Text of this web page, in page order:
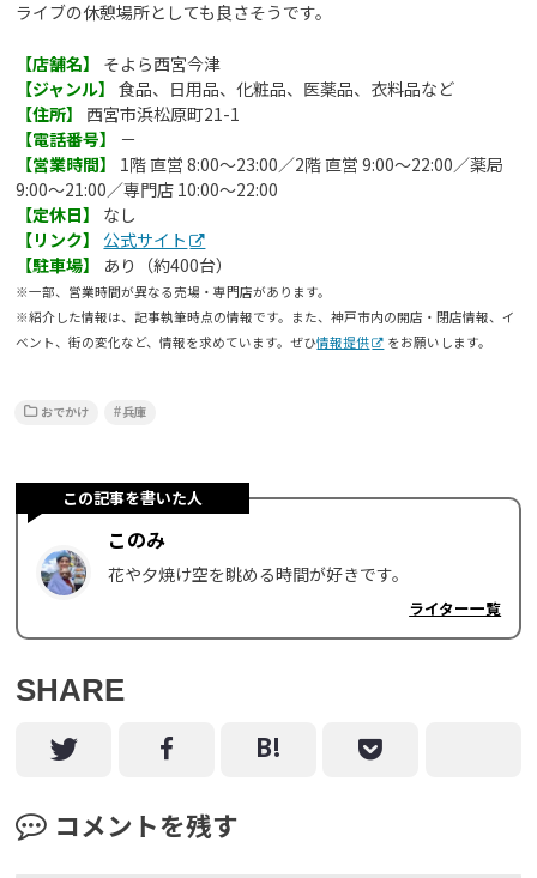
ライブの休憩場所としても良さそうです。
【店舗名】
そよら西宮今津
【ジャンル】 食品、日用品、化粧品、医薬品、衣料品など
【住所】
西宮市浜松原町21-1
【電話番号】
－
【営業時間】
1階 直営 8:00～23:00／2階 直営 9:00～22:00／薬局
9:00～21:00／専門店 10:00～22:00
【定休日】
なし
【リンク】
公式サイト
【駐車場】
あり（約400台）
※一部、営業時間が異なる売場・専門店があります。
※紹介した情報は、記事執筆時点の情報です。また、神戸市内の開店・閉店情報、イ
ベント、街の変化など、情報を求めています。ぜひ情報提供 をお願いします。
おでかけ 兵庫
この記事を書いた人
このみ
花や夕焼け空を眺める時間が好きです。
ライター一覧
SHARE
コメントを残す